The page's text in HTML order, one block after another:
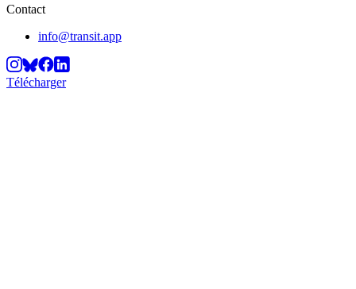
Contact
info@transit.app
Télécharger